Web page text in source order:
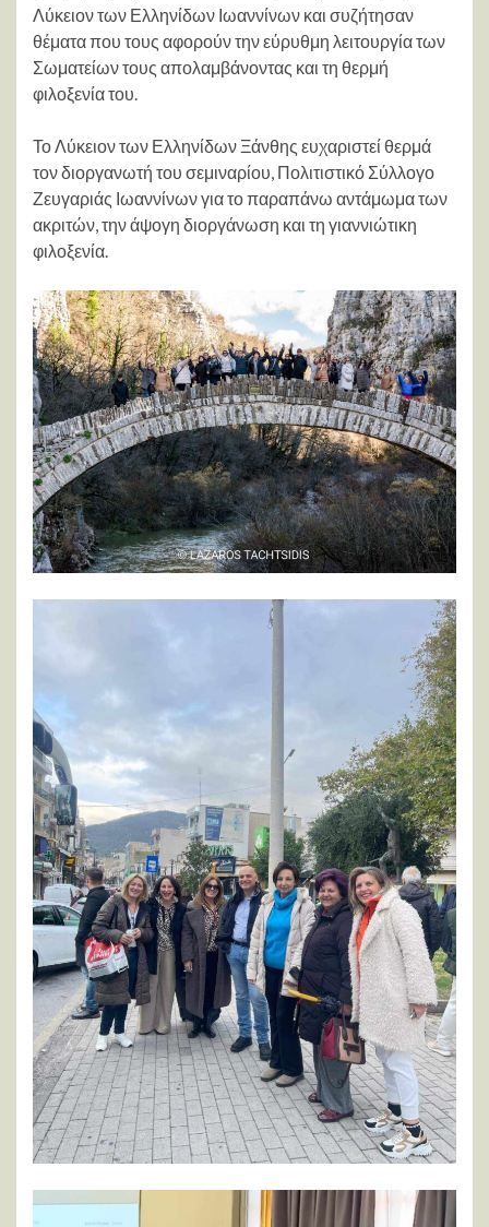
Λύκειον των Ελληνίδων Ιωαννίνων και συζήτησαν
θέματα που τους αφορούν την εύρυθμη λειτουργία των
Σωματείων τους απολαμβάνοντας και τη θερμή
φιλοξενία του.
Το Λύκειον των Ελληνίδων Ξάνθης ευχαριστεί θερμά
τον διοργανωτή του σεμιναρίου, Πολιτιστικό Σύλλογο
Ζευγαριάς Ιωαννίνων για το παραπάνω αντάμωμα των
ακριτών, την άψογη διοργάνωση και τη γιαννιώτικη
φιλοξενία.